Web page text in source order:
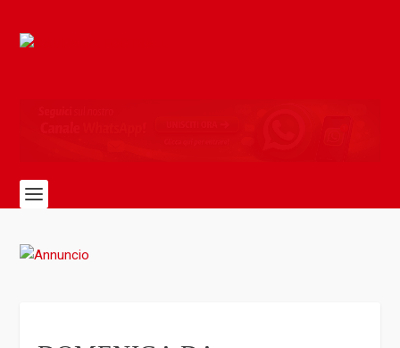
PROTAGONISTI | Tante sfide